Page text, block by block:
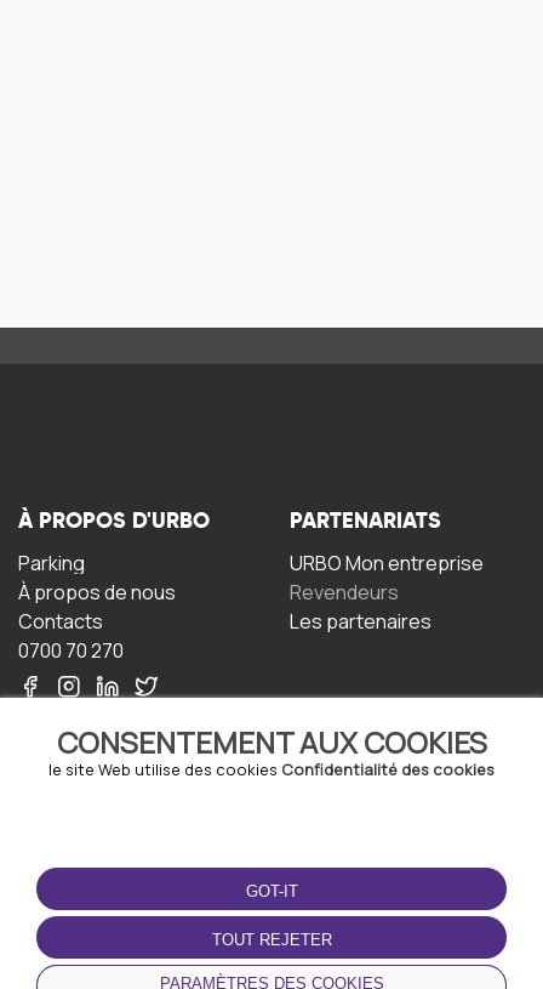
CONSENTEMENT AUX COOKIES
le site Web utilise des cookies Confidentialité des cookies
GOT-IT
TOUT REJETER
PARAMÈTRES DES COOKIES
À PROPOS D'URBO
Parking
À propos de nous
Contacts
0700 70 270
PARTENARIATS
URBO Mon entreprise
Revendeurs
Les partenaires
TERMS-OF-USE
Termes et conditions
Politique de confidentialité
Politique relative aux
cookies
TÉLÉCHARGEZ
L'APPLICATION